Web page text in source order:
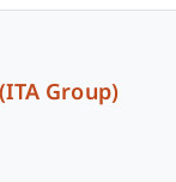
Group)